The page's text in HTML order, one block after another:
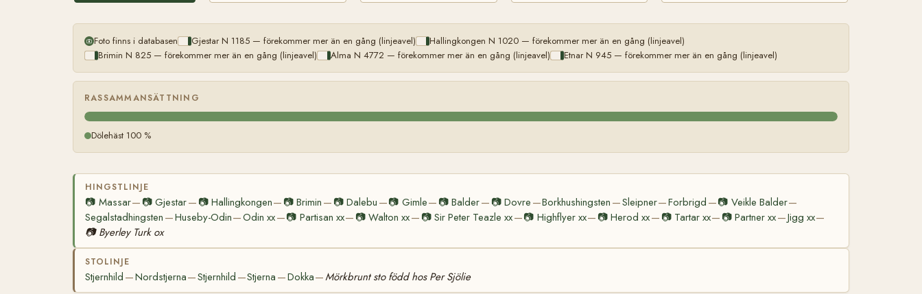
Foto finns i databasen Gjestar N 1185 — förekommer mer än en gång (linjeavel)
Hallingkongen N 1020 — förekommer mer än en gång (linjeavel)
Brimin N 825 — förekommer mer än en gång (linjeavel)
Alma N 4772 — förekommer mer än en gång (linjeavel) Etnar N 945 — förekommer mer än en gång (linjeavel)
RASSAMMANSÄTTNING
Dölehäst 100 %
HINGSTLINJE
📷 Massar— 📷Gjestar— 📷 Hallingkongen— 📷 Brimin — 📷Dalebu —📷 Gimle— 📷Balder— 📷Dovre —Borkhushingsten —Sleipner—Forbrigd —📷 Veikle Balder—
Segalstadhingsten —Huseby-Odin—Odin xx—📷 Partisan xx— 📷Walton xx— 📷Sir Peter Teazle xx—📷 Highflyer xx— 📷Herod xx— 📷 Tartar xx— 📷 Partner xx—Jigg xx—
📷 Byerley Turk ox
STOLINJE
Stjernhild —Nordstjerna—Stjernhild —Stjerna —Dokka—Mörkbrunt sto född hos Per Sjölie